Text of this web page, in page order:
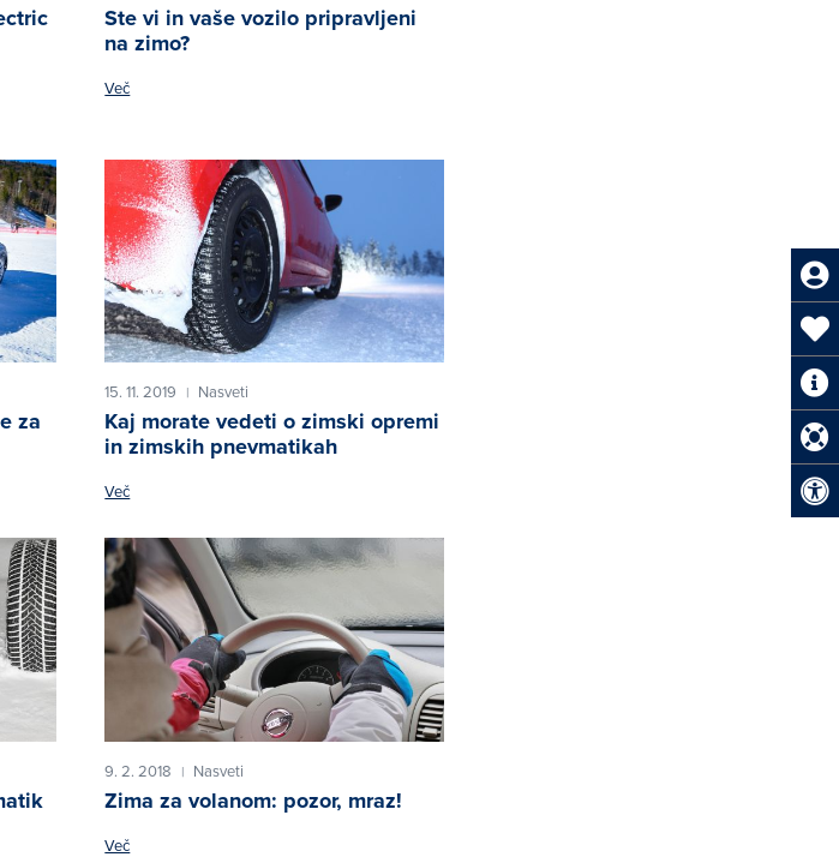
Ste vi in vaše vozilo pripravljeni
na zimo?
Več
za
15. 11. 2019 | Nasveti
Kaj morate vedeti o zimski opremi
in zimskih pnevmatikah
Več
9. 2. 2018 | Nasveti
Zima za volanom: pozor, mraz!
Več